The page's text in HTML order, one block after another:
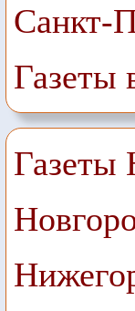
Санкт-
Газеты
Газеты